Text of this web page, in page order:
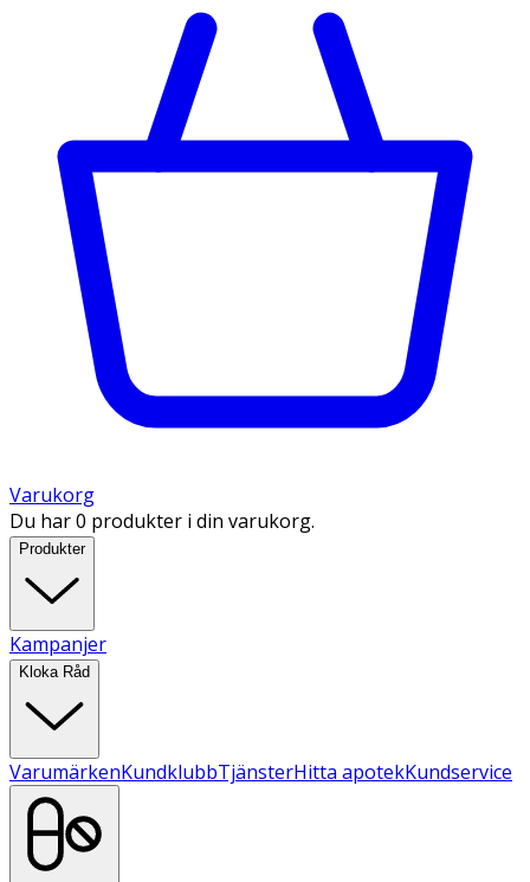
Varukorg
Du har 0 produkter i din varukorg.
Produkter
Kampanjer
Kloka Råd
VarumärkenKundklubbTjänsterHitta apotekKundservice